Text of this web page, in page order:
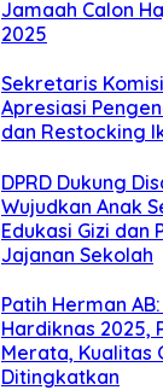
Jamaah Calon
2025
Sekretaris
Apresiasi
dan Restocking
DPRD Dukung
Wujudkan Anak
Edukasi Gizi dan
Jajanan Sekolah
Patih Herman
Hardiknas 2025,
Merata, Kualitas
Ditingkatkan